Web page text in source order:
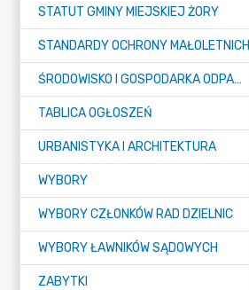
STATUT GMINY MIEJSKIEJ ŻORY
STANDARDY OCHRONY MAŁOLETNICH
ŚRODOWISKO I GOSPODARKA ODPADAMI
TABLICA OGŁOSZEŃ
URBANISTYKA I ARCHITEKTURA
WYBORY
WYBORY CZŁONKÓW RAD DZIELNIC
WYBORY ŁAWNIKÓW SĄDOWYCH
ZABYTKI